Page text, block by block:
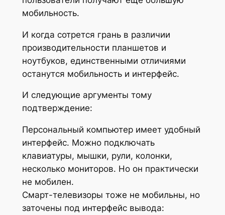
мобильность.
И когда сотрется грань в различии
производительности планшетов и
ноутбуков, единственными отличиями
останутся мобильность и интерфейс.
И следующие аргументы тому
подтверждение:
Персональный компьютер имеет удобный
интерфейс. Можно подключать
клавиатуры, мышки, рули, колонки,
несколько мониторов. Но он практически
не мобилен.
Смарт-телевизоры тоже не мобильны, но
заточены под интерфейс вывода: